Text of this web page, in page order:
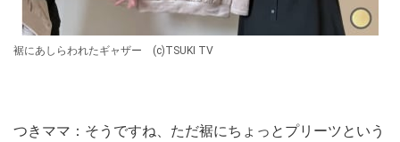
裾にあしらわれたギャザー (c)TSUKI TV
つきママ：そうですね、ただ裾にちょっとプリーツという